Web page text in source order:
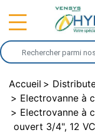
Accueil
Electrovanne à
Electrovanne à
ouvert 3/4", 12